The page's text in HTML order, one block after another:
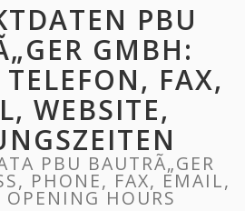
PBU
GMBH:
TELEFON, FAX,
WEBSITE,
PBU BAUTRÃ„GER
PHONE, FAX, EMAIL,
OPENING HOURS